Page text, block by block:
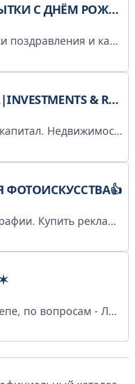
РОЖДЕНИЯ ЮБИЛЕЕМ
Видео открытки поздравления и картинки с Днём Рождения, Юбилеем, На праздники. Пожелания доброго утра, спокойной ночи, хорошего дня. Купить рекламу: https://telega.in/c/otkrytka_ok Контакты - @TDM_MARKET
& REAL ESTATE
Инвестиции и капитал. Недвижимость в Дубае. Фондовый рынок, частные проекты, стратегия. И немного лайфстайла 🇺🇸 Investments & capital. Dubai real estate. Stock market, private deals, lifestyle Менеджер по рекламе: @jan_scout
Канал о фотографии. Купить рекламу: (и оставьте отзыв) https://telega.in/c/philosophy_of_photography По peкламе: @Diggsale Для связи и предложений @LisevichSergei ry-9654720114139251108
— арты в закрепе, по вопросам - ЛС канала — не присваивать авторство работ, не стирать вотермарку, не использовать в коммерческих целях, спасибо — художник, рисую, туплю⭐️